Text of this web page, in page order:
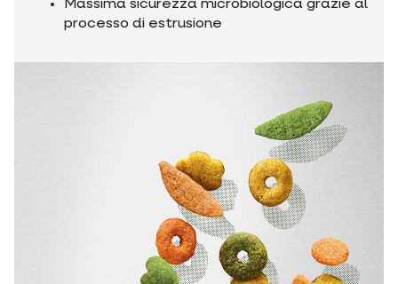
Massima sicurezza microbiologica grazie al
processo di estrusione